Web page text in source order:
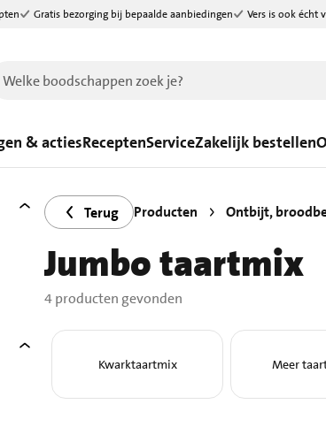
Gratis bezorging bij bepaalde aanbiedingen Vers is ook écht
& actiesReceptenServiceZakelijk bestellen
Terug Producten Ontbijt,
Jumbo taartmix
4 producten gevonden
Kwarktaartmix Meer